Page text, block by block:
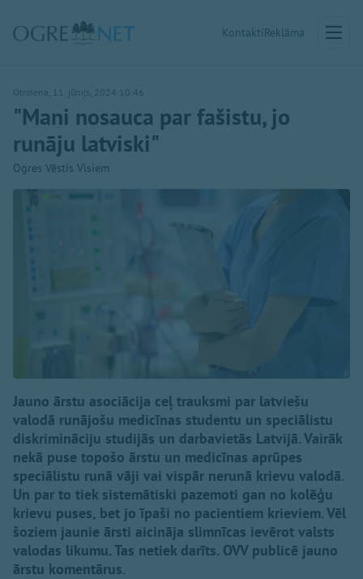
KontaktiReklāma
Otrdiena, 11. jūnijs, 2024 10:46
"Mani nosauca par fašistu, jo
runāju latviski"
Ogres Vēstis Visiem
Jauno ārstu asociācija ceļ trauksmi par latviešu
valodā runājošu medicīnas studentu un speciālistu
diskrimināciju studijās un darbavietās Latvijā. Vairāk
nekā puse topošo ārstu un medicīnas aprūpes
speciālistu runā vāji vai vispār nerunā krievu valodā.
Un par to tiek sistemātiski pazemoti gan no kolēģu
krievu puses, bet jo īpaši no pacientiem krieviem. Vēl
šoziem jaunie ārsti aicināja slimnīcas ievērot valsts
valodas likumu. Tas netiek darīts. OVV publicē jauno
ārstu komentārus.